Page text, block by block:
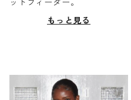
ットフィーダー。
もっと見る